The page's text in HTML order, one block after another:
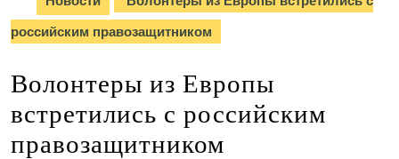
российским правозащитником
Волонтеры из Европы
встретились с российским
правозащитником